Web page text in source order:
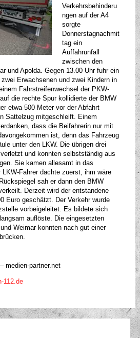
Verkehrsbehinderu
ngen auf der A4
sorgte
Donnerstagnachmit
tag ein
Auffahrunfall
zwischen den
und Apolda. Gegen 13.00 Uhr fuhr ein
Erwachsenen und zwei Kindern in
Fahrstreifenwechsel der PKW-
die rechte Spur kollidierte der BMW
etwa 500 Meter vor der Abfahrt
Sattelzug mitgeschleift. Einem
dass die Beifahrerin nur mit
ist, denn das Fahrzeug
unter den LKW. Die übrigen drei
und konnten selbstständig aus
Sie kamen allesamt in das
Fahrer dachte zuerst, ihm wäre
sah er dann den BMW
Derzeit wird der entstandene
Euro geschätzt. Der Verkehr wurde
vorbeigeleitet. Es bildete sich
auflöste. Die eingesetzten
Weimar konnten nach gut einer
medien-partner.net
112.de